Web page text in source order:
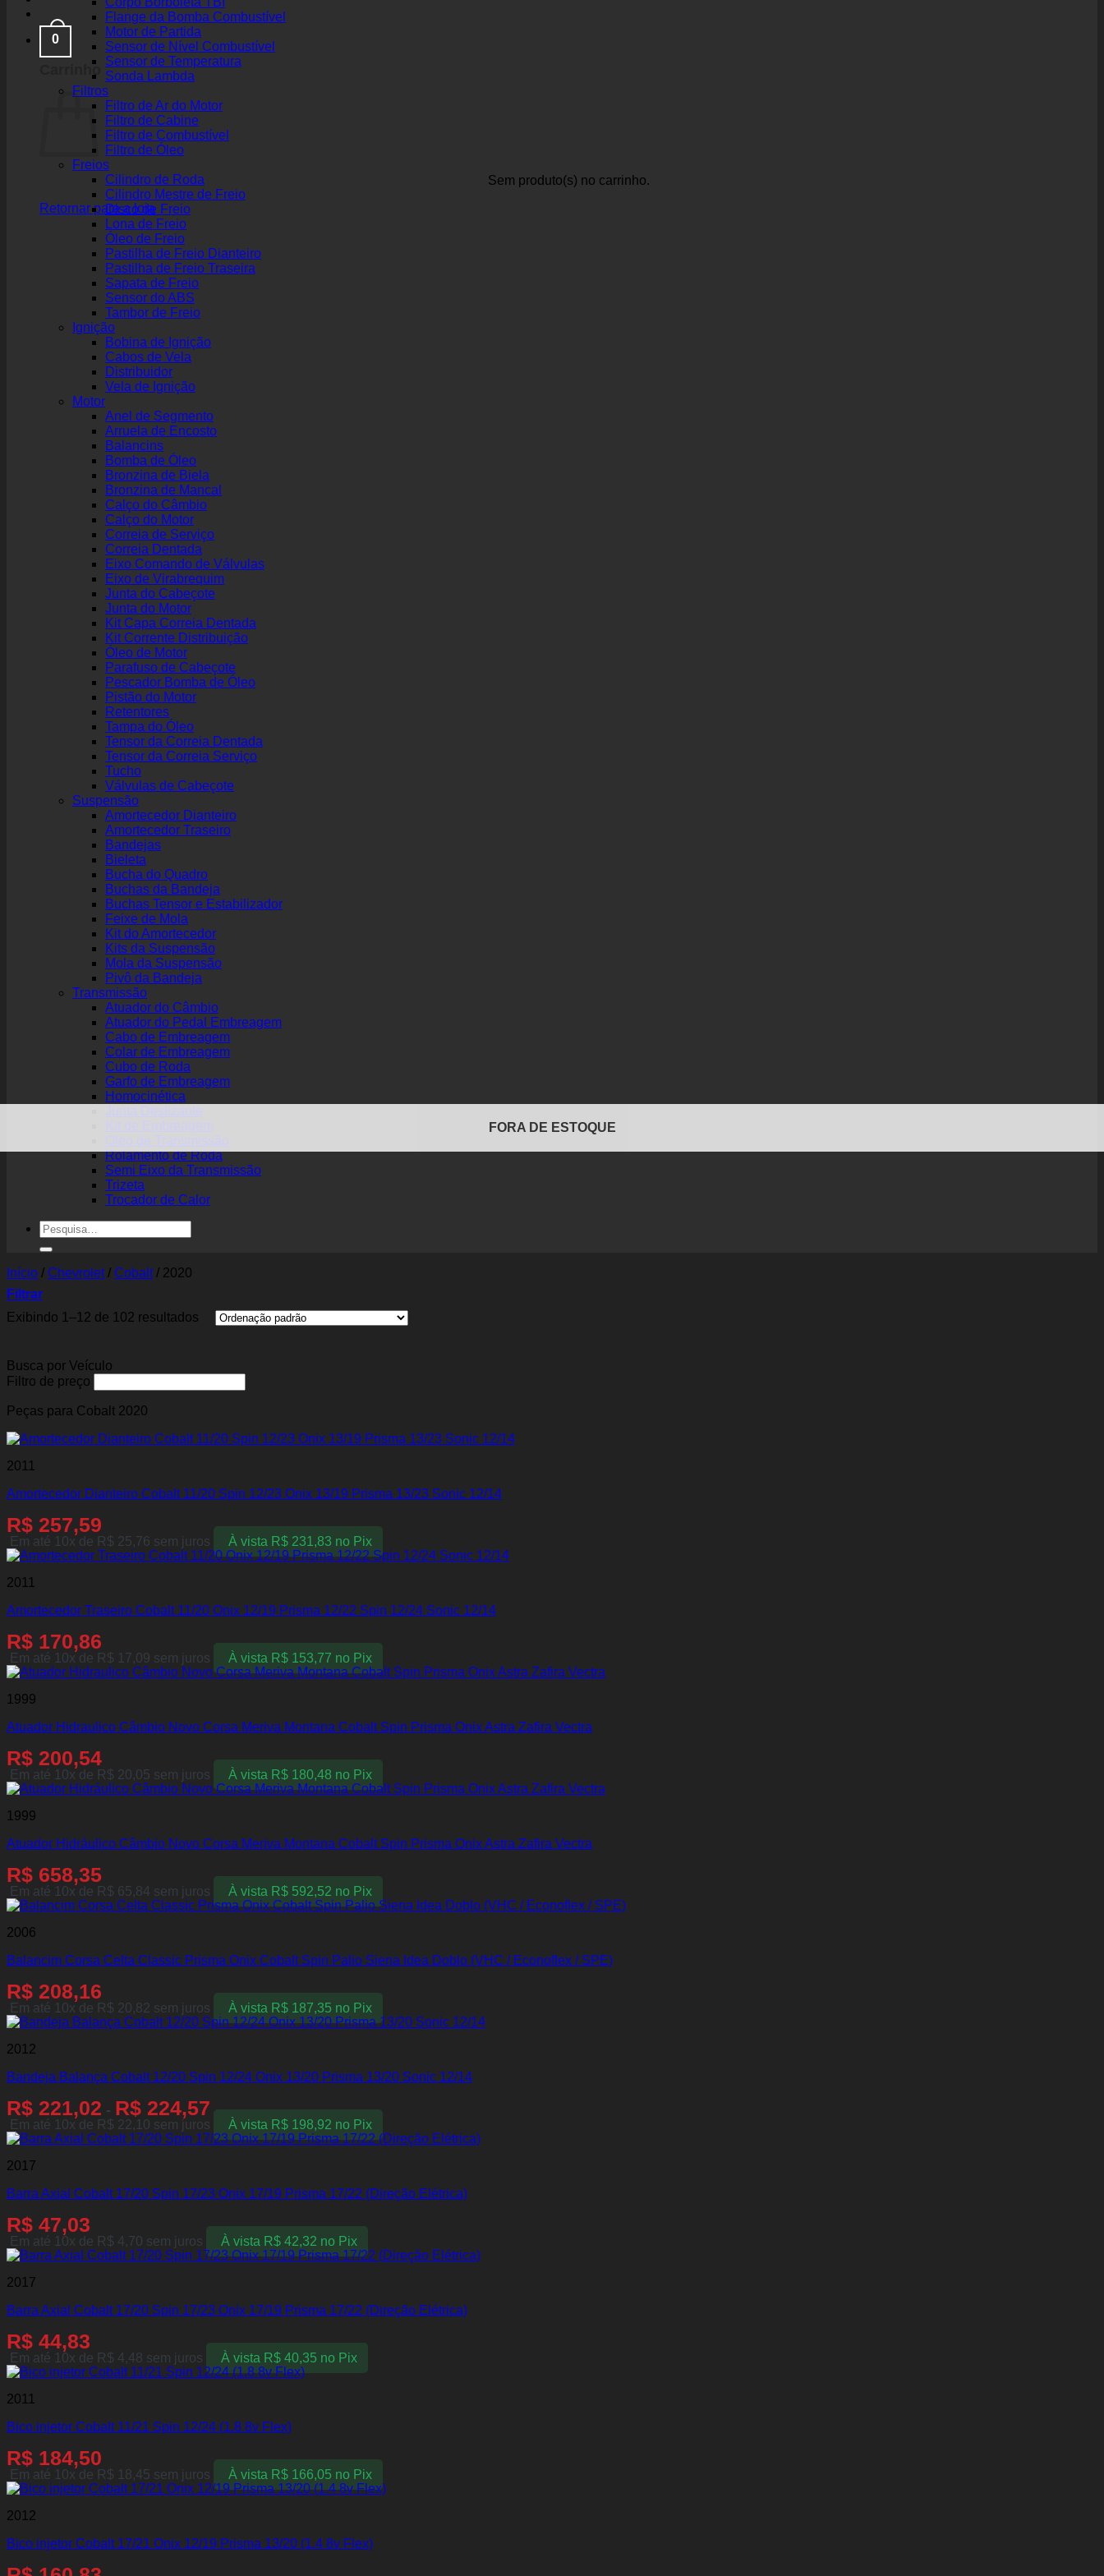
0
Carrinho
Sem produto(s) no carrinho.
Retornar para a loja
Flange da Bomba Combustível
Motor de Partida
Sensor de Nível Combustível
Sensor de Temperatura
Sonda Lambda
Filtros
Filtro de Ar do Motor
Filtro de Cabine
Filtro de Combustível
Filtro de Óleo
Freios
Cilindro de Roda
Cilindro Mestre de Freio
Disco de Freio
Lona de Freio
Óleo de Freio
Pastilha de Freio Dianteiro
Pastilha de Freio Traseira
Sapata de Freio
Sensor do ABS
Tambor de Freio
Ignição
Bobina de Ignição
Cabos de Vela
Distribuidor
Vela de Ignição
Motor
Anel de Segmento
Arruela de Encosto
Balancins
Bomba de Óleo
Bronzina de Biela
Bronzina de Mancal
Calço do Câmbio
Calço do Motor
Correia de Serviço
Correia Dentada
Eixo Comando de Válvulas
Eixo de Virabrequim
Junta do Cabeçote
Junta do Motor
Kit Capa Correia Dentada
Kit Corrente Distribuição
Óleo de Motor
Parafuso de Cabeçote
Pescador Bomba de Óleo
Pistão do Motor
Retentores
Tampa do Óleo
Tensor da Correia Dentada
Tensor da Correia Serviço
Tucho
Válvulas de Cabeçote
Suspensão
Amortecedor Dianteiro
Amortecedor Traseiro
Bandejas
Bieleta
Bucha do Quadro
Buchas da Bandeja
Buchas Tensor e Estabilizador
Feixe de Mola
Kit do Amortecedor
Kits da Suspensão
Mola da Suspensão
Pivô da Bandeja
Transmissão
Atuador do Câmbio
Atuador do Pedal Embreagem
Cabo de Embreagem
Colar de Embreagem
Cubo de Roda
Garfo de Embreagem
Homocinética
Junta Deslizante
Kit de Embreagem
Óleo de Transmissão
Rolamento de Roda
Semi Eixo da Transmissão
Trizeta
Trocador de Calor
Pesquisar
por:
Início / Chevrolet / Cobalt / 2020
Filtrar
Exibindo 1–12 de 102 resultados
Busca por Veículo
Filtro de preço
Peças para Cobalt 2020
2011
Amortecedor Dianteiro Cobalt 11/20 Spin 12/23 Onix 13/19 Prisma 13/23 Sonic 12/14
R$ 257,59
Em até 10x de R$ 25,76 sem juros À vista R$231,83 no Pix
2011
Amortecedor Traseiro Cobalt 11/20 Onix 12/19 Prisma 12/22 Spin 12/24 Sonic 12/14
R$ 170,86
Em até 10x de R$ 17,09 sem juros À vista R$153,77 no Pix
1999
Atuador Hidraulico Câmbio Novo Corsa Meriva Montana Cobalt Spin Prisma Onix Astra Zafira Vectra
R$ 200,54
Em até 10x de R$ 20,05 sem juros À vista R$180,48 no Pix
FORA DE ESTOQUE
1999
Atuador Hidráulico Câmbio Novo Corsa Meriva Montana Cobalt Spin Prisma Onix Astra Zafira Vectra
R$ 658,35
Em até 10x de R$ 65,84 sem juros À vista R$592,52 no Pix
2006
Balancim Corsa Celta Classic Prisma Onix Cobalt Spin Palio Siena Idea Doblo (VHC / Econoflex / SPE)
R$ 208,16
Em até 10x de R$ 20,82 sem juros À vista R$187,35 no Pix
2012
Bandeja Balança Cobalt 12/20 Spin 12/24 Onix 13/20 Prisma 13/20 Sonic 12/14
R$ 221,02 - R$ 224,57
Em até 10x de R$ 22,10 sem juros À vista R$198,92 no Pix
2017
Barra Axial Cobalt 17/20 Spin 17/23 Onix 17/19 Prisma 17/22 (Direção Elétrica)
R$ 47,03
Em até 10x de R$ 4,70 sem juros À vista R$42,32 no Pix
2017
Barra Axial Cobalt 17/20 Spin 17/23 Onix 17/19 Prisma 17/22 (Direção Elétrica)
R$ 44,83
Em até 10x de R$ 4,48 sem juros À vista R$40,35 no Pix
2011
Bico injetor Cobalt 11/21 Spin 12/24 (1.8 8v Flex)
R$ 184,50
Em até 10x de R$ 18,45 sem juros À vista R$166,05 no Pix
2012
Bico injetor Cobalt 17/21 Onix 12/19 Prisma 13/20 (1.4 8v Flex)